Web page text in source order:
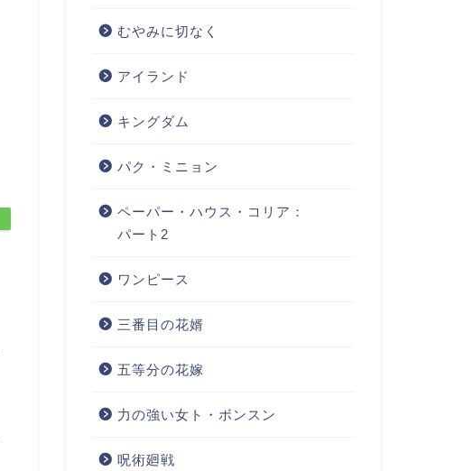
むやみに切なく
アイランド
キングダム
パク・ミニョン
ペーパー・ハウス・コリア：
パート2
ワンピース
三番目の花婿
五等分の花嫁
力の強い女ト・ボンスン
呪術廻戦